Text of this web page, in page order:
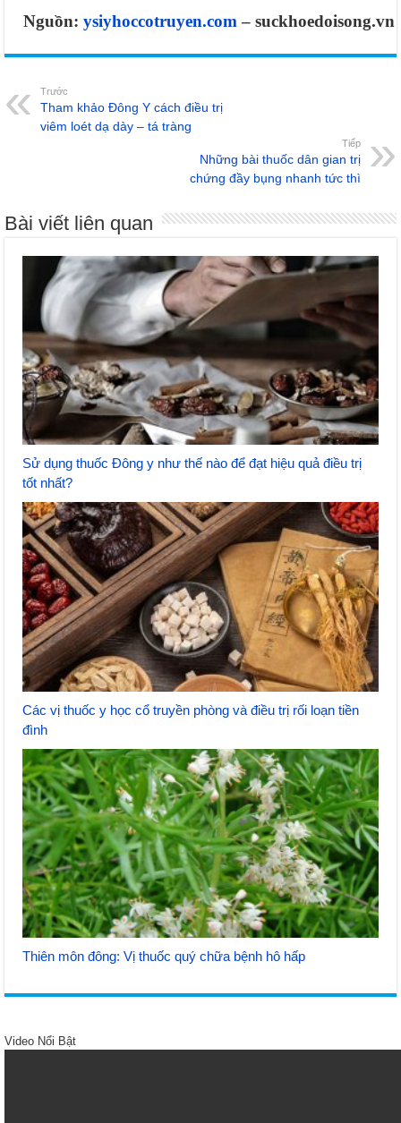
Nguồn: ysiyhoccotruyen.com – suckhoedoisong.vn
Trước
Tham khảo Đông Y cách điều trị
viêm loét dạ dày – tá tràng
Tiếp
Những bài thuốc dân gian trị
chứng đầy bụng nhanh tức thì
Bài viết liên quan
Sử dụng thuốc Đông y như thế nào để đạt hiệu quả điều trị
tốt nhất?
Các vị thuốc y học cổ truyền phòng và điều trị rối loạn tiền
đình
Thiên môn đông: Vị thuốc quý chữa bệnh hô hấp
Video Nổi Bật